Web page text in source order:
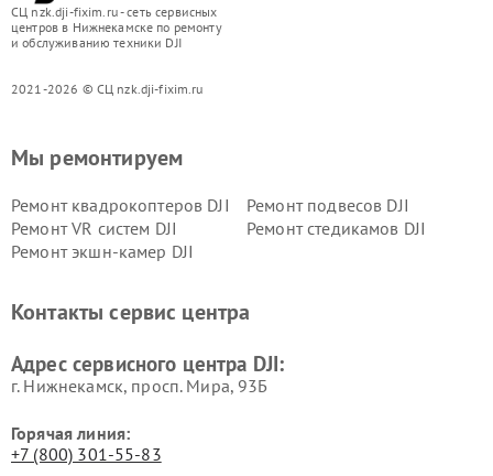
СЦ nzk.dji-fixim.ru - сеть сервисных
центров в Нижнекамске по ремонту
и обслуживанию техники DJI
2021-2026 © СЦ nzk.dji-fixim.ru
Мы ремонтируем
Ремонт квадрокоптеров DJI
Ремонт подвесов DJI
Ремонт VR систем DJI
Ремонт стедикамов DJI
Ремонт экшн-камер DJI
Контакты сервис центра
Адрес сервисного центра DJI:
г. Нижнекамск, просп. Мира, 93Б
Горячая линия:
+7 (800) 301-55-83